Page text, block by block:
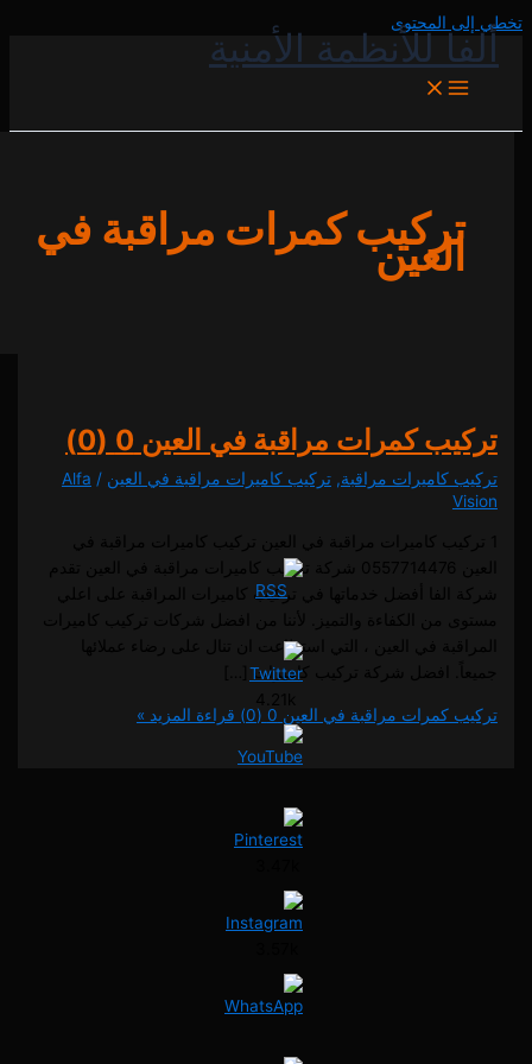
للأنظمة الأمنية
كمرات مراقبة في
كمرات مراقبة في العين 0 (0)
مراقبة,تركيب كاميرات مراقبة في العين/
Alfa
العين 0557714476 شركة تركيب كاميرات مراقبة في العين تقدم
أفضل خدماتها في تركيب كاميرات المراقبة على اعلي
في العين ، التي استطاعت ان تنال على رضاء عملائها
افضل شركة تركيب كاميرات […]
مراقبة في العين 0 (0) قراءة المزيد »